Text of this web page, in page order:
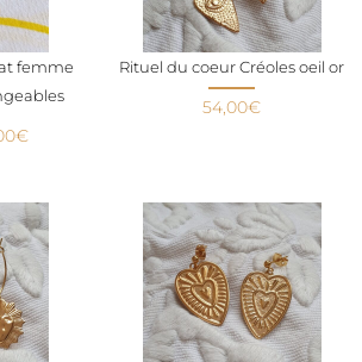
femme
€
Rituel du coeur Créoles oeil or
54,00€